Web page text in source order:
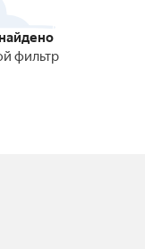
фильтр